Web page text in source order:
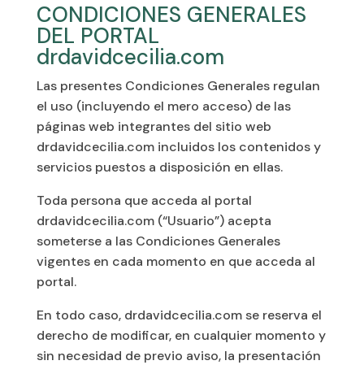
CONDICIONES GENERALES
DEL PORTAL
drdavidcecilia.com
Las presentes Condiciones Generales regulan
el uso (incluyendo el mero acceso) de las
páginas web integrantes del sitio web
drdavidcecilia.com incluidos los contenidos y
servicios puestos a disposición en ellas.
Toda persona que acceda al portal
drdavidcecilia.com (“Usuario”) acepta
someterse a las Condiciones Generales
vigentes en cada momento en que acceda al
portal.
En todo caso, drdavidcecilia.com se reserva el
derecho de modificar, en cualquier momento y
sin necesidad de previo aviso, la presentación